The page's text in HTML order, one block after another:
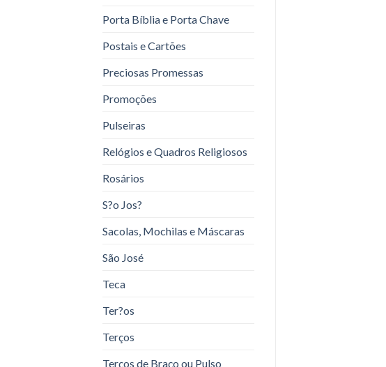
Porta Bíblia e Porta Chave
Postais e Cartões
Preciosas Promessas
Promoções
Pulseiras
Relógios e Quadros Religiosos
Rosários
S?o Jos?
Sacolas, Mochilas e Máscaras
São José
Teca
Ter?os
Terços
Terços de Braço ou Pulso